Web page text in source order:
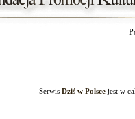
Serwis Dziś w Polscejest w